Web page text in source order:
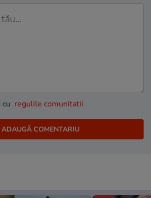
regulile comunitatii